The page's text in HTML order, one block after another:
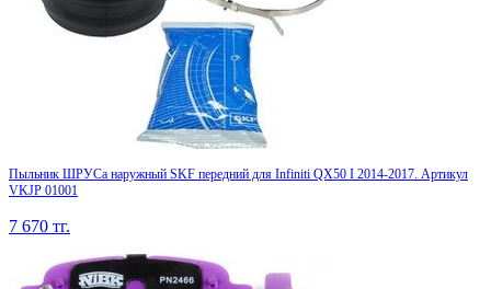
Пыльник ШРУСа наружный SKF передний для Infiniti QX50 I 2014-2017. Артикул
VKJP 01001
7 670 тг.